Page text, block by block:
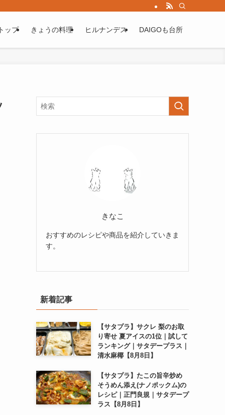
ップ きょうの料理 ヒルナンデス DAIGOも台所
きなこ
おすすめのレシピや商品を紹介していきま
す。
新着記事
【サタプラ】サクレ 梨のお取
り寄せ 夏アイスの1位｜試して
ランキング｜サタデープラス｜
清水麻椰【8月8日】
【サタプラ】たこの旨辛炒め
そうめん添え(ナノポックム)の
レシピ｜正門良規｜サタデープ
ラス【8月8日】